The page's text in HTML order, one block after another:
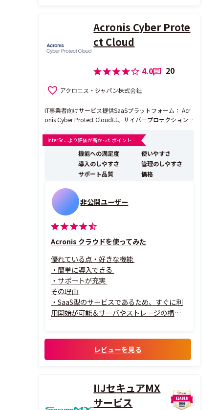
Acronis Cyber Prote
ct Cloud
4.0 20
アクロニス・ジャパン株式会社
IT事業者向けサービス提供SaaSプラットフォーム： Acr
onis Cyber Protect Cloudは、サイバープロテクション
キュリティ」、「データ保護」、「エンドポイント管
理」をオールインワンで提供するサービス事業者向けの
サイバープロテクションサー...
InterSc...より評価が高かったポイント
機能への満足度
使いやすさ
導入のしやすさ
管理のしやすさ
サポート品質
価格
非公開ユーザー
Acronis クラウドを使ってみた
優れている点・好きな機能
・簡単に導入できる
・サポートが充実
その理由
・SaaS型のサービスであるため、すぐに利
用開始が可能＆サーバやストレージの構築
のデータをAcronis Cyber Protect Cloudに
バックアップすることも可能
レビューを見る
IIJセキュアMX
サービス